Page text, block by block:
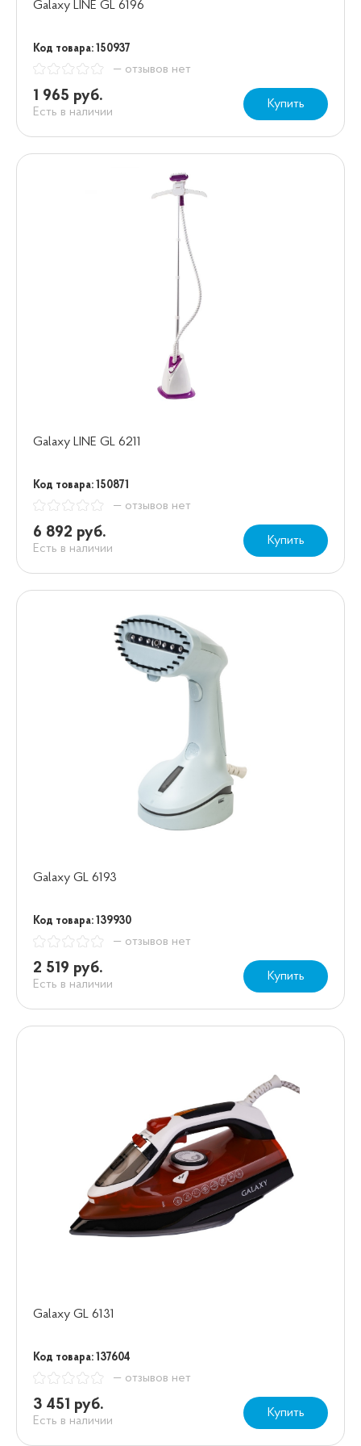
Galaxy LINE GL 6196
Код товара: 150937
— отзывов нет
1 965 руб.
Есть в наличии
Купить
Galaxy LINE GL 6211
Код товара: 150871
— отзывов нет
6 892 руб.
Есть в наличии
Купить
Galaxy GL 6193
Код товара: 139930
— отзывов нет
2 519 руб.
Есть в наличии
Купить
Galaxy GL 6131
Код товара: 137604
— отзывов нет
3 451 руб.
Есть в наличии
Купить